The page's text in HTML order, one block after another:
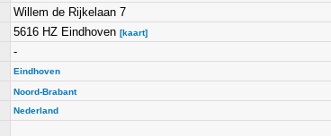
Willem de Rijkelaan 7
5616 HZ Eindhoven [kaart]
-
Eindhoven
Noord-Brabant
Nederland